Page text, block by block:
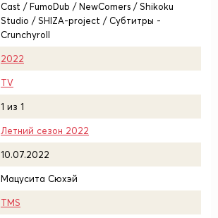
Cast / FumoDub / NewComers / Shikoku
Studio / SHIZA-project / Субтитры -
Crunchyroll
2022
TV
1 из 1
Летний сезон 2022
10.07.2022
Мацусита Сюхэй
TMS